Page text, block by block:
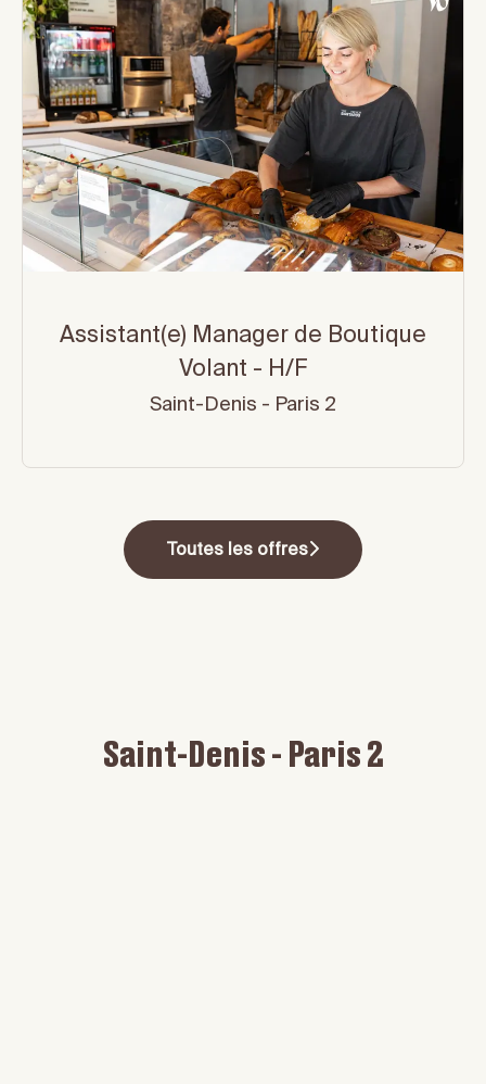
Assistant(e) Manager de Boutique
Volant - H/F
Saint-Denis - Paris 2
Toutes les offres
Saint-Denis - Paris 2